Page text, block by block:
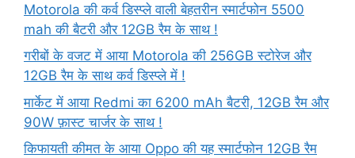
Motorola की कर्व डिस्प्ले वाली बेहतरीन स्मार्टफोन 5500
mah की बैटरी और 12GB रैम के साथ !
गरीबों के वजट में आया Motorola की 256GB स्टोरेज और
12GB रैम के साथ कर्व डिस्प्ले में !
मार्केट में आया Redmi का 6200 mAh बैटरी, 12GB रैम और
90W फ़ास्ट चार्जर के साथ !
किफायती कीमत के आया Oppo की यह स्मार्टफोन 12GB रैम